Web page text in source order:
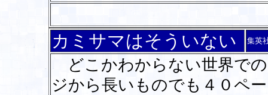
カミサマはそういない 集英
どこかわからない世界での
ジから長いものでも４０ペ